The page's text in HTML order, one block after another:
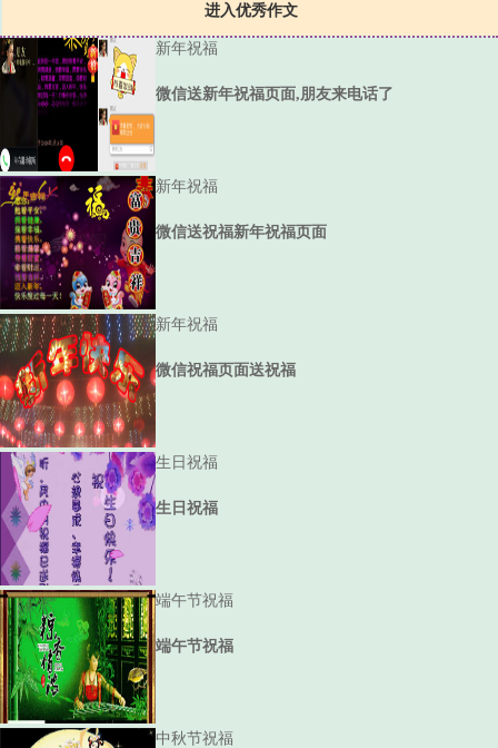
进入优秀作文
新年祝福
微信送新年祝福页面,朋友来电话了
新年祝福
微信送祝福新年祝福页面
新年祝福
微信祝福页面送祝福
生日祝福
生日祝福
端午节祝福
端午节祝福
中秋节祝福